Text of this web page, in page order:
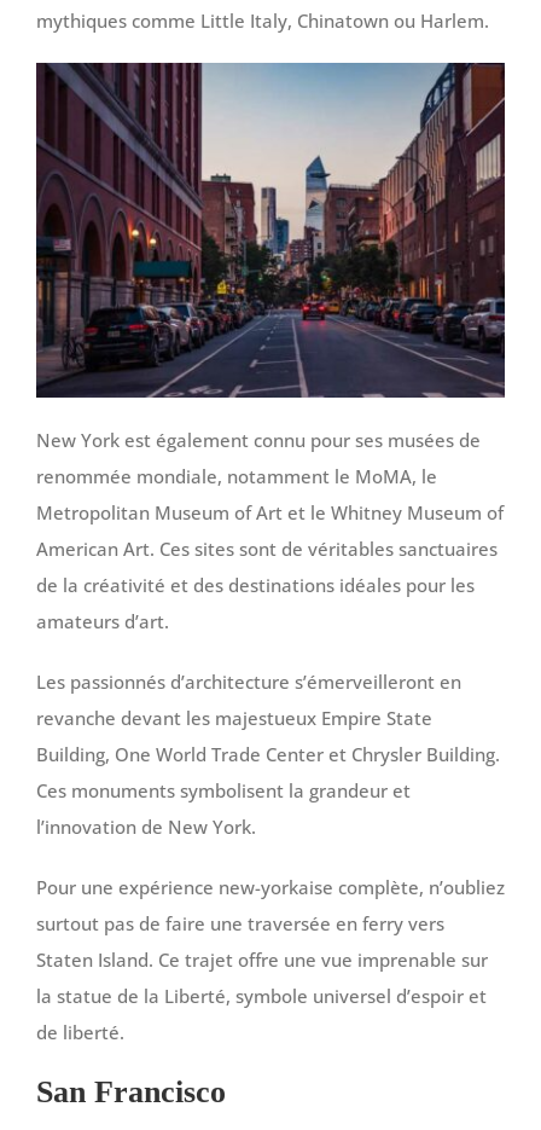
mythiques comme Little Italy, Chinatown ou Harlem.
New York est également connu pour ses musées de
renommée mondiale, notamment le MoMA, le
Metropolitan Museum of Art et le Whitney Museum of
American Art. Ces sites sont de véritables sanctuaires
de la créativité et des destinations idéales pour les
amateurs d’art.
Les passionnés d’architecture s’émerveilleront en
revanche devant les majestueux Empire State
Building, One World Trade Center et Chrysler Building.
Ces monuments symbolisent la grandeur et
l’innovation de New York.
Pour une expérience new-yorkaise complète, n’oubliez
surtout pas de faire une traversée en ferry vers
Staten Island. Ce trajet offre une vue imprenable sur
la statue de la Liberté, symbole universel d’espoir et
de liberté.
San Francisco